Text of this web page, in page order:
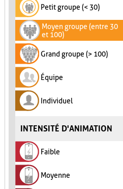
Petit groupe (< 30)
Moyen groupe (entre 30
et 100)
Grand groupe (> 100)
Équipe
Individuel
INTENSITÉ D'ANIMATION
Faible
Moyenne